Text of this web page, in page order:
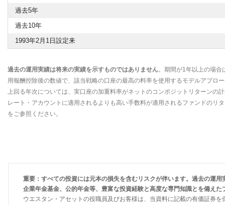
過去5年
過去10年
1993年2月1日設定来
過去の運用実績は将来の実績を示すものではありません。期間が1年以上の場合
用報酬控除後の数値で、該当戦略の口座の最高の料率を使用するモデルアプロ
上回る年次については、実口座の加重料率がネットのコンポジットリターンの
レート・アカウントに適用されるよりも高い手数料が適用されるファンドのリ
をご参照ください。
重要：すべての投資には元本の損失を含むリスクが伴います。過去の運
企業年金基金、公的年金等、豊富な投資経験と高度な専門知識とを備え
ウエスタン・アセットの役職員及びお客様は、当資料に記載の有価証券